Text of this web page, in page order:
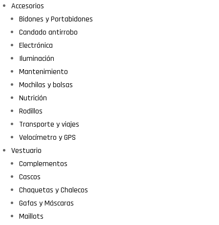
Accesorios
Bidones y Portabidones
Candado antirrobo
Electrónica
Iluminación
Mantenimiento
Mochilas y bolsas
Nutrición
Rodillos
Transporte y viajes
Velocímetro y GPS
Vestuario
Complementos
Cascos
Chaquetas y Chalecos
Gafas y Máscaras
Maillots